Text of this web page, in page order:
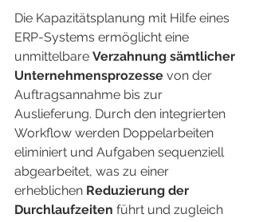
Die Kapazitätsplanung mit Hilfe eines
ERP-Systems ermöglicht eine
unmittelbare Verzahnung sämtlicher
Unternehmensprozesse von der
Auftragsannahme bis zur
Auslieferung. Durch den integrierten
Workflow werden Doppelarbeiten
eliminiert und Aufgaben sequenziell
abgearbeitet, was zu einer
erheblichen Reduzierung der
Durchlaufzeiten führt und zugleich